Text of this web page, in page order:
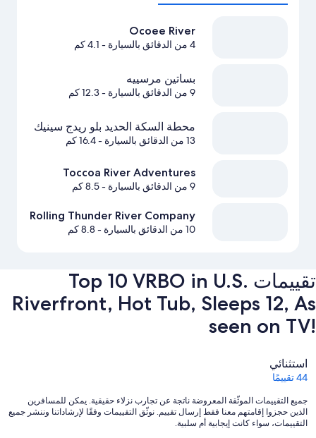
Ocoee River
4 من الدقائق بالسيارة - 4.1 كم
بساتين مرسييه
9 من الدقائق بالسيارة - 12.3 كم
محطة السكة الحديد بلو ريدج سينيك
13 من الدقائق بالسيارة - 16.4 كم
Toccoa River Adventures
9 من الدقائق بالسيارة - 8.5 كم
Rolling Thunder River Company
10 من الدقائق بالسيارة - 8.8 كم
تقييمات ⁦Top 10 VRBO in U.S.
Riverfront, Hot Tub, Sleeps 12, As
seen on TV!⁩
التقييمات
استثنائي
44 تقييمًا
جميع التقييمات الموثّقة المعروضة ناتجة عن تجارب نزلاء حقيقية. يمكن للمسافرين
الذين حجزوا إقامتهم معنا فقط إرسال تقييم. نوثّق التقييمات وفقًا لإرشاداتنا وننشر جميع
التقييمات، سواء كانت إيجابية أم سلبية.